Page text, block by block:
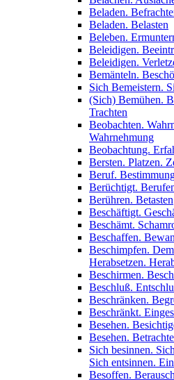
Beladen.
Beladen. Belasten
Beleben.
Beleidigen.
Beleidigen.
Bemänteln.
Sich Bemeistern.
(Sich) Bemühen.
Trachten
Beobachten.
Wahrnehmung
Beobachtung.
Bersten. Platzen.
Beruf.
Berüchtigt.
Berühren. Betasten
Beschäftigt.
Beschämt.
Beschaffen.
Beschimpfen.
Herabsetzen.
Beschirmen.
Beschluß.
Beschränken.
Beschränkt.
Besehen.
Besehen.
Sich besinnen.
Sich entsinnen.
Besoffen.